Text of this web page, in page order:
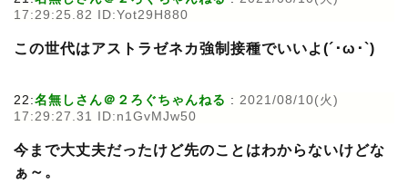
17:29:25.82 ID:Yot29H880
この世代はアストラゼネカ強制接種でいいよ(´･ω･`)
22:名無しさん＠２ろぐちゃんねる : 2021/08/10(火)
17:29:27.31 ID:n1GvMJw50
今まで大丈夫だったけど先のことはわからないけどな
ぁ～。